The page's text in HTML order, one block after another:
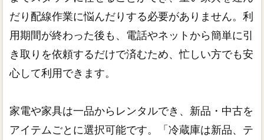
だり配線作業に悩んだりする必要がありません。利
用期間が終わった後も、電話やネットから簡単に引
き取りを依頼するだけで済むため、忙しい方でも安
心して利用できます。
家電や家具は一品からレンタルでき、新品・中古を
アイテムごとに選択可能です。「冷蔵庫は新品、テ